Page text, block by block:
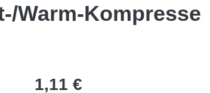
Warm-Kompresse
1,11 €